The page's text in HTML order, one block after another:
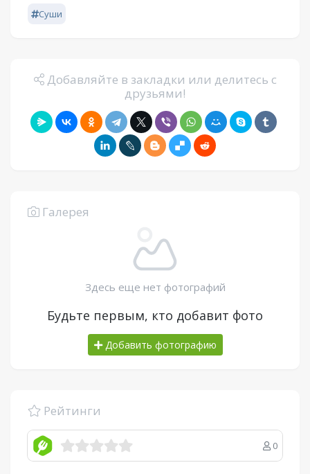
Суши
Добавляйте в закладки или делитесь с
друзьями!
Галерея
Здесь еще нет фотографий
Будьте первым, кто добавит фото
Добавить фотографию
Рейтинги
0